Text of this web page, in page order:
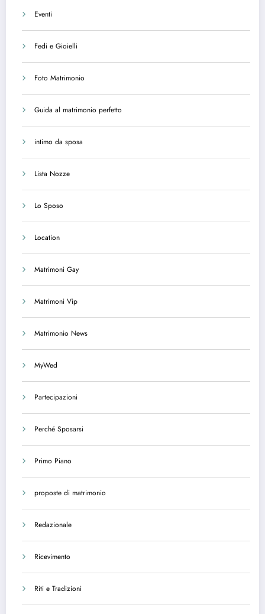
Eventi
Fedi e Gioielli
Foto Matrimonio
Guida al matrimonio perfetto
intimo da sposa
Lista Nozze
Lo Sposo
Location
Matrimoni Gay
Matrimoni Vip
Matrimonio News
MyWed
Partecipazioni
Perché Sposarsi
Primo Piano
proposte di matrimonio
Redazionale
Ricevimento
Riti e Tradizioni